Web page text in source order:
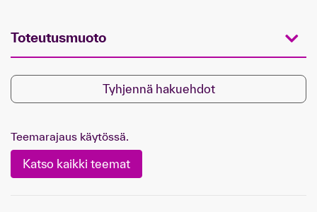
Toteutusmuoto
Tyhjennä hakuehdot
Teemarajaus käytössä.
Katso kaikki teemat